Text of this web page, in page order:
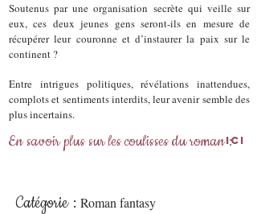
Soutenus par une organisation secrète qui veille sur
eux, ces deux jeunes gens seront-ils en mesure de
récupérer leur couronne et d’instaurer la paix sur le
continent ?
Entre intrigues politiques, révélations inattendues,
complots et sentiments interdits, leur avenir semble des
plus incertains.
En savoir plus sur les coulisses du roman :Ici
Catégorie : Roman fantasy